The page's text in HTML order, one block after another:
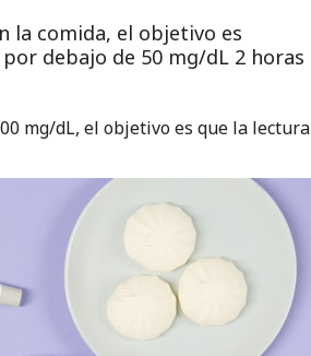
la comida, el objetivo es
debajo de 50 mg/dL 2 horas
mg/dL, el objetivo es que la lectura